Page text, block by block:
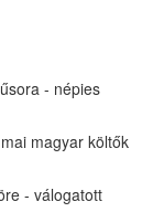
- népies
magyar költők
- válogatott